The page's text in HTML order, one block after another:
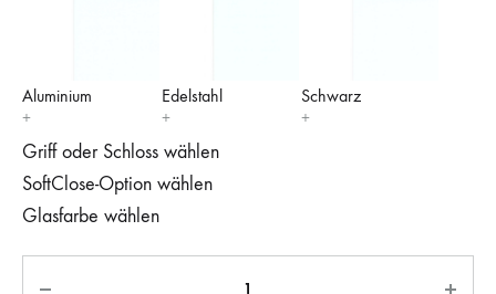
Aluminium Edelstahl Schwarz
Griff oder Schloss wählen
SoftClose-Option wählen
Glasfarbe wählen